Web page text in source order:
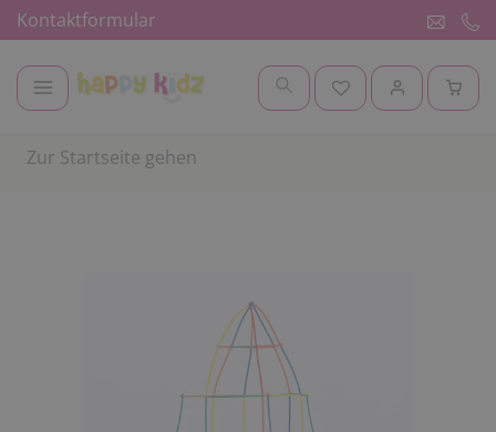
Kontaktformular
Zur Startseite gehen